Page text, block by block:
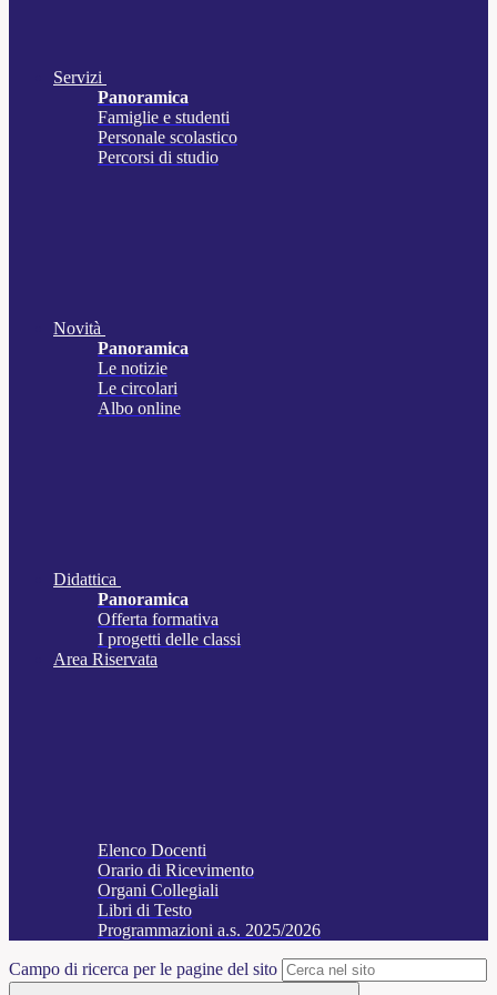
Servizi
Panoramica
Famiglie e studenti
Personale scolastico
Percorsi di studio
Novità
Panoramica
Le notizie
Le circolari
Albo online
Didattica
Panoramica
Offerta formativa
I progetti delle classi
Area Riservata
Elenco Docenti
Orario di Ricevimento
Organi Collegiali
Libri di Testo
Programmazioni a.s. 2025/2026
Campo di ricerca per le pagine del sito